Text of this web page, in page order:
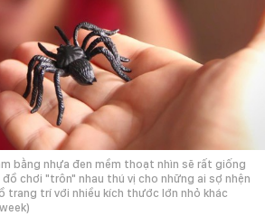
bằng nhựa đen mềm thoạt nhìn sẽ rất giống
chơi "trôn" nhau thú vị cho những ai sợ nhện
trang trí với nhiều kích thước lớn nhỏ khác